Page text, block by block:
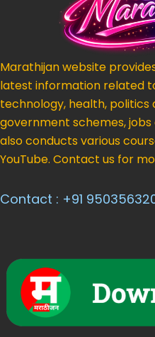
Marathijan website
latest information related
technology, health,
government schemes,
also conducts various
YouTube. Contact us for
Contact : +91